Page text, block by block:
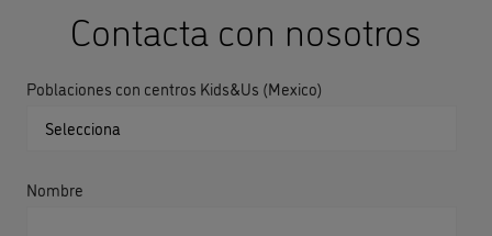
Contacta con nosotros
Poblaciones con centros Kids&Us (Mexico)
Nombre